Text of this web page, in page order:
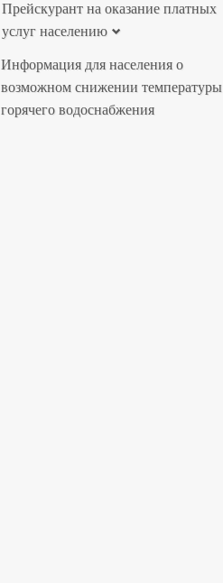
Прейскурант на оказание платных
услуг населению
Информация для населения о
возможном снижении температуры
горячего водоснабжения